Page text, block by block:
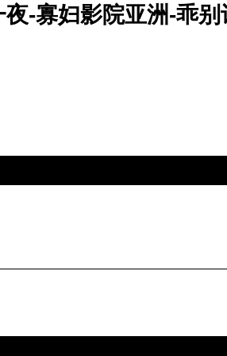
-寡妇影院亚洲-乖别